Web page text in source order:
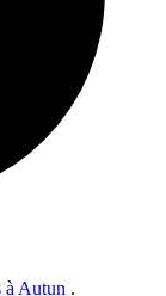
à Autun .